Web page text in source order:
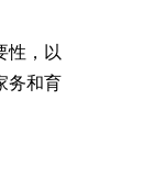
性，以
务和育